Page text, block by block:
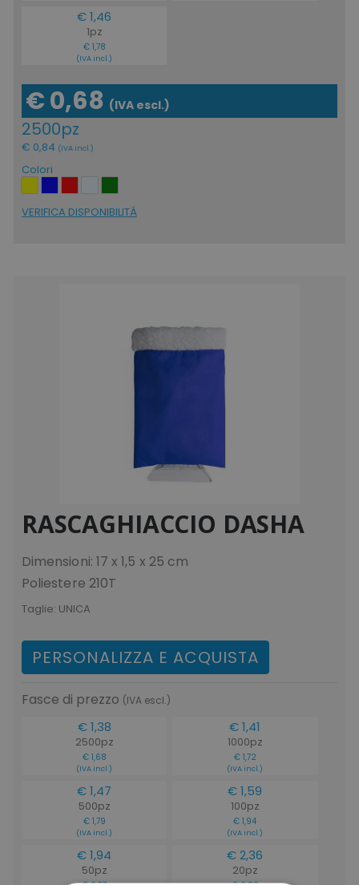
€ 1,46
1pz
€ 1,78
(IVA incl.)
€ 0,68 (IVA escl.)
2500pz
€ 0,84 (IVA incl.)
Colori
VERIFICA DISPONIBILITÁ
RASCAGHIACCIO DASHA
Dimensioni: 17 x 1,5 x 25 cm
Poliestere 210T
Taglie: UNICA
PERSONALIZZA E ACQUISTA
Fasce di prezzo (IVA escl.)
€ 1,38
2500pz
€ 1,68
(IVA incl.)
€ 1,41
1000pz
€ 1,72
(IVA incl.)
€ 1,47
500pz
€ 1,79
(IVA incl.)
€ 1,59
100pz
€ 1,94
(IVA incl.)
€ 1,94
50pz
€ 2,36
20pz